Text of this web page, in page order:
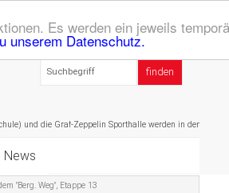
Es werden ein jeweils
unserem Datenschutz.
die Graf-Zeppelin Sporthalle werden in den
News
"Berg. Weg", Etappe 13